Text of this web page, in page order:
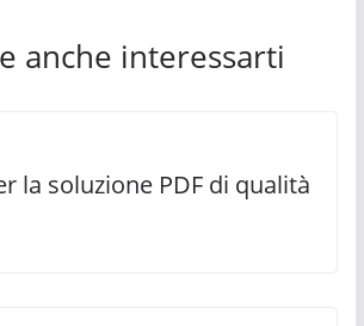
anche interessarti
la soluzione PDF di qualità